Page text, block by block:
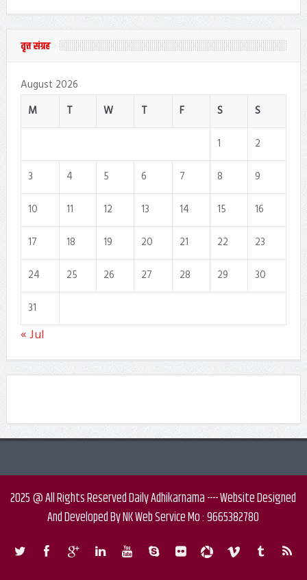
वृत्त संग्रह
August 2026
M
T W T F S
S
1
2
3
4 5 6 7 8
9
10
11 12 13 14 15
16
17
18 19 20 21 22
23
24
25 26 27 28 29
30
31
« Jul
2025 @ All Rights Reserved Daily Adhikarnama ---- Website Designed
And Developed By NK Web Service Mo : 9665382780